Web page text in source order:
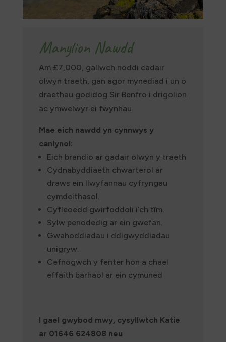
Manylion Nawdd
Am £7,000, gallwch noddi cadair
olwyn traeth, gan agor mynediad i un o
draethau godidog Sir Benfro i drigolion
ac ymwelwyr ei fwynhau.
Mae eich nawdd yn cynnwys y
canlynol:
Eich brandio ar gadair olwyn y traeth
Cydnabyddiaeth chwarterol ar
draws ein llwyfannau cyfryngau
cymdeithasol.
Cyfleoedd gwirfoddoli i’ch tîm.
Sylw penodedig ar ein gwefan.
Gwahoddiadau i ddigwyddiadau
unigryw.
Cefnogwch y fenter hon a chael
effaith barhaol ar ein cymuned
I gael gwybod mwy, cysyllwtch Katie
ar 01646 624808 neu